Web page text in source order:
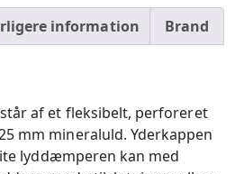
information Brand
af et fleksibelt, perforeret
mm mineraluld. Yderkappen
lyddæmperen kan med